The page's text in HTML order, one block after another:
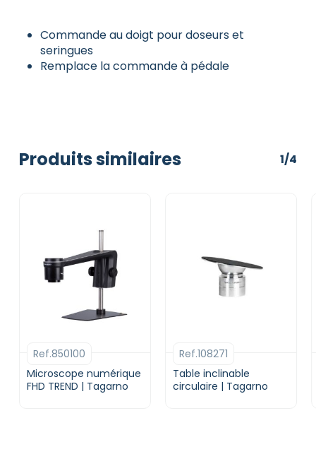
Commande au doigt pour doseurs et
seringues
Remplace la commande à pédale
Produits similaires 1/4
Microscope numérique
FHD TREND | Tagarno
Ref.850100
Table inclinable
circulaire | Tagarno
Ref.108271